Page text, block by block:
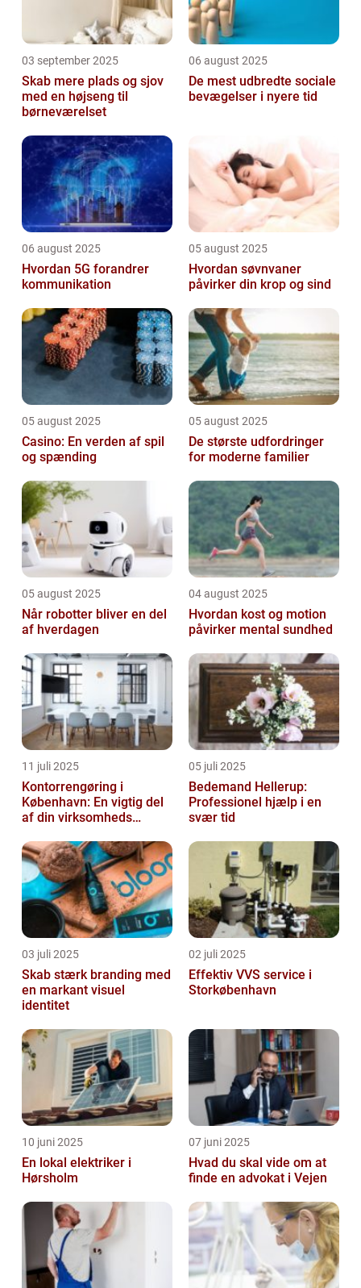
03 september 2025
Skab mere plads og sjov
med en højseng til
børneværelset
06 august 2025
De mest udbredte sociale
bevægelser i nyere tid
06 august 2025
Hvordan 5G forandrer
kommunikation
05 august 2025
Hvordan søvnvaner
påvirker din krop og sind
05 august 2025
Casino: En verden af spil
og spænding
05 august 2025
De største udfordringer
for moderne familier
05 august 2025
Når robotter bliver en del
af hverdagen
04 august 2025
Hvordan kost og motion
påvirker mental sundhed
11 juli 2025
Kontorrengøring i
København: En vigtig del
af din virksomheds
05 juli 2025
Bedemand Hellerup:
Professionel hjælp i en
svær tid
03 juli 2025
Skab stærk branding med
en markant visuel
identitet
02 juli 2025
Effektiv VVS service i
Storkøbenhavn
10 juni 2025
En lokal elektriker i
Hørsholm
07 juni 2025
Hvad du skal vide om at
finde en advokat i Vejen